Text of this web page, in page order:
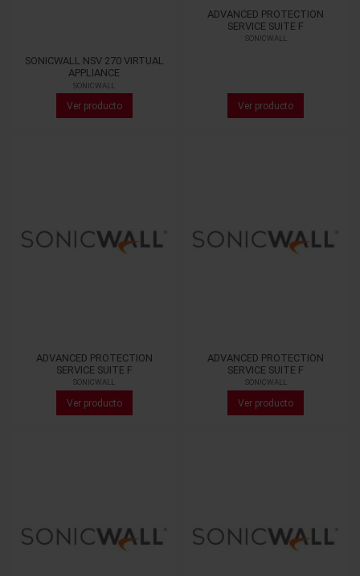
SONICWALL NSV 270 VIRTUAL
APPLIANCE
SONICWALL
Ver producto
ADVANCED PROTECTION
SERVICE SUITE F
SONICWALL
Ver producto
ADVANCED PROTECTION
SERVICE SUITE F
SONICWALL
Ver producto
ADVANCED PROTECTION
SERVICE SUITE F
SONICWALL
Ver producto